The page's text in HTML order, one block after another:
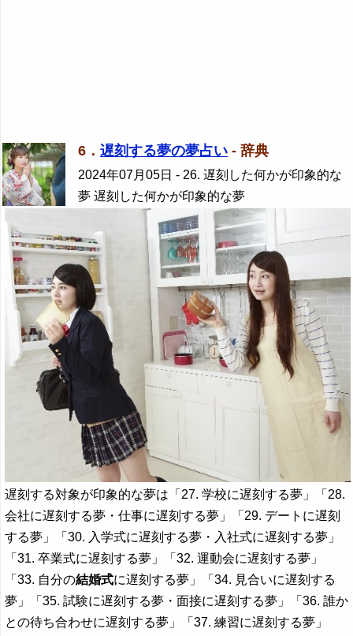
6． 遅刻する夢の夢占い - 辞典
2024年07月05日 - 26. 遅刻した何かが印象的な
夢 遅刻した何かが印象的な夢
遅刻する対象が印象的な夢は「27. 学校に遅刻する夢」「28.
会社に遅刻する夢・仕事に遅刻する夢」「29. デートに遅刻
する夢」「30. 入学式に遅刻する夢・入社式に遅刻する夢」
「31. 卒業式に遅刻する夢」「32. 運動会に遅刻する夢」
「33. 自分の結婚式に遅刻する夢」「34. 見合いに遅刻する
夢」「35. 試験に遅刻する夢・面接に遅刻する夢」「36. 誰か
との待ち合わせに遅刻する夢」「37. 練習に遅刻する夢」